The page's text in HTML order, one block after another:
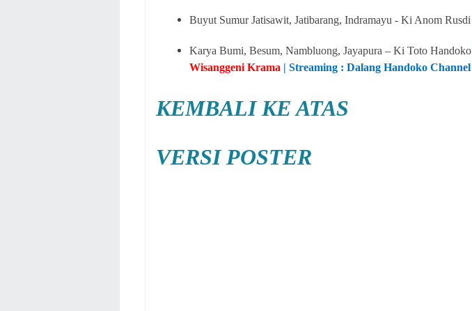
Buyut Sumur Jatisawit, Jatibarang, Indramayu - Ki Anom Rusdi
Karya Bumi, Besum, Nambluong, Jayapura – Ki Toto Handoko
Wisanggeni Krama | Streaming : Dalang Handoko Channel
KEMBALI KE ATAS
VERSI POSTER